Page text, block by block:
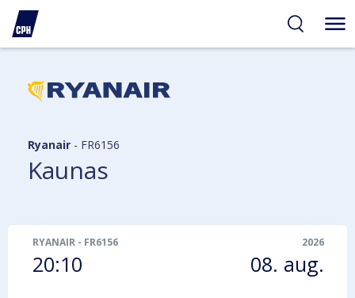
Ryanair - FR6156
Kaunas
RYANAIR - FR6156
20:10
2026
08. aug.